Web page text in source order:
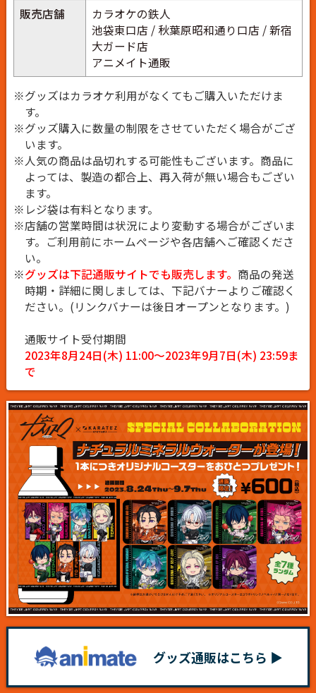
販売店舗
カラオケの鉄人
池袋東口店 / 秋葉原昭和通り口店 / 新宿
大ガード店
アニメイト通販
※グッズはカラオケ利用がなくてもご購入いただけま
す。
※グッズ購入に数量の制限をさせていただく場合がござ
います。
※人気の商品は品切れする可能性もございます。商品に
よっては、製造の都合上、再入荷が無い場合もござい
ます。
※レジ袋は有料となります。
※店舗の営業時間は状況により変動する場合がございま
す。ご利用前にホームページや各店舗へご確認くださ
い。
※グッズは下記通販サイトでも販売します。 商品の発送
時期・詳細に関しましては、下記バナーよりご確認く
ださい。(リンクバナーは後日オープンとなります。)
通販サイト受付期間
2023年8月24日(木) 11:00～2023年9月7日(木) 23:59ま
で
グッズ通販はこちら ▶